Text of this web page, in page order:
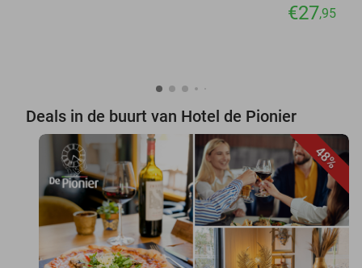
€27,95
Deals in de buurt van Hotel de Pionier
48%